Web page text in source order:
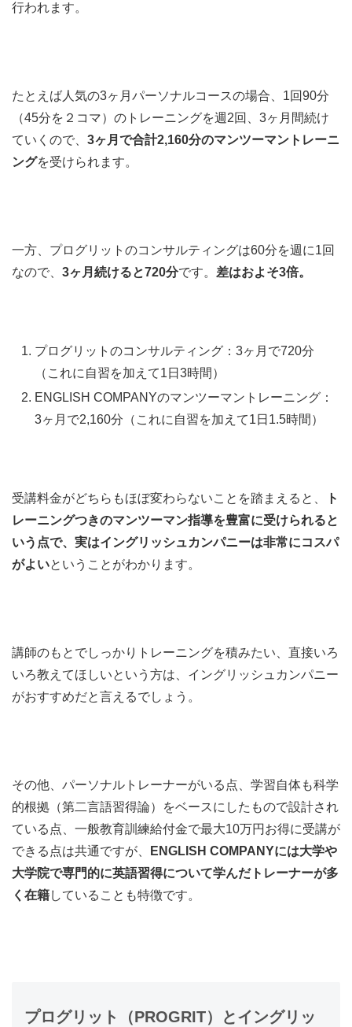
行われます。
たとえば人気の3ヶ月パーソナルコースの場合、1回90分
（45分を２コマ）のトレーニングを週2回、3ヶ月間続け
ていくので、 3ヶ月で合計2,160分のマンツーマントレーニ
ングを受けられます。
一方、プログリットのコンサルティングは60分を週に1回
なので、 3ヶ月続けると720分です。 差はおよそ3倍。
プログリットのコンサルティング：3ヶ月で720分
（これに自習を加えて1日3時間）
ENGLISH COMPANYのマンツーマントレーニング：
3ヶ月で2,160分（これに自習を加えて1日1.5時間）
受講料金がどちらもほぼ変わらないことを踏まえると、
ト
レーニングつきのマンツーマン指導を豊富に受けられると
いう点で、実はイングリッシュカンパニーは非常にコスパ
がよいということがわかります。
講師のもとでしっかりトレーニングを積みたい、直接いろ
いろ教えてほしいという方は、イングリッシュカンパニー
がおすすめだと言えるでしょう。
その他、パーソナルトレーナーがいる点、学習自体も科学
的根拠（第二言語習得論）をベースにしたもので設計され
ている点、一般教育訓練給付金で最大10万円お得に受講が
できる点は共通ですが、
ENGLISH COMPANYには大学や
大学院で専門的に英語習得について学んだトレーナーが多
く在籍していることも特徴です。
プログリット（PROGRIT）とイングリッ